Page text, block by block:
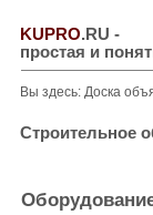
KUPRO.RU -
простая и
Вы здесь: Доска
Строительное